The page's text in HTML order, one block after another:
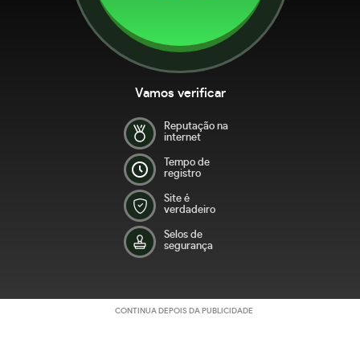
Vamos verificar
Reputação na
internet
Tempo de
registro
Site é
verdadeiro
Selos de
segurança
CONTINUA DEPOIS DA PUBLICIDADE